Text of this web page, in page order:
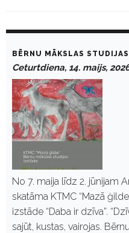
M
a
2
6
BĒRNU MĀKSLAS
Ceturtdiena, 14. maijs,
No 7. maija līdz 2. jūnijam
skatāma KTMC “Mazā
izstāde “Daba ir dzīva”.
sajūt, kustas, vairojas.